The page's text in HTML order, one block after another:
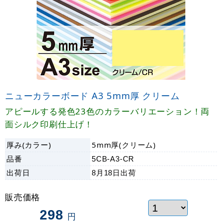
ニューカラーボード A3 5mm厚 クリーム
アピールする発色23色のカラーバリエーション！両
面シルク印刷仕上げ！
厚み(カラー)
5mm厚(クリーム)
品番
5CB-A3-CR
出荷日 8月18日 出荷
販売価格
298 円